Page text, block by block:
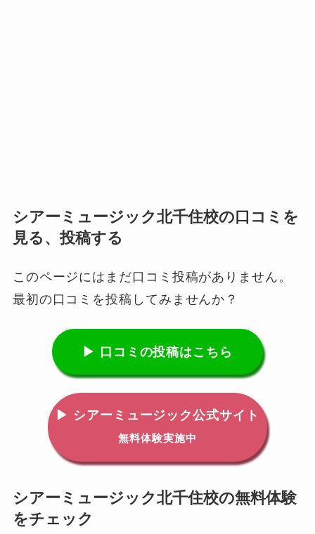
シアーミュージック北千住校の口コミを
見る、投稿する
このページにはまだ口コミ投稿がありません。
最初の口コミを投稿してみませんか？
▶ 口コミの投稿はこちら
▶ シアーミュージック公式サイト
無料体験実施中
シアーミュージック北千住校の無料体験
をチェック